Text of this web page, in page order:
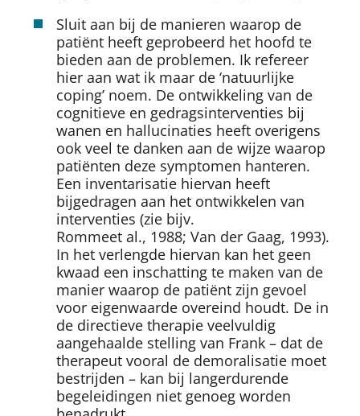
Sluit aan bij de manieren waarop de
patiënt heeft geprobeerd het hoofd te
bieden aan de problemen. Ik refereer
hier aan wat ik maar de ‘natuurlijke
coping’ noem. De ontwikkeling van de
cognitieve en gedragsinterventies bij
wanen en hallucinaties heeft overigens
ook veel te danken aan de wijze waarop
patiënten deze symptomen hanteren.
Een inventarisatie hiervan heeft
bijgedragen aan het ontwikkelen van
interventies (zie bijv.
Rommeet al., 1988; Van der Gaag, 1993).
In het verlengde hiervan kan het geen
kwaad een inschatting te maken van de
manier waarop de patiënt zijn gevoel
voor eigenwaarde overeind houdt. De in
de directieve therapie veelvuldig
aangehaalde stelling van Frank – dat de
therapeut vooral de demoralisatie moet
bestrijden – kan bij langerdurende
begeleidingen niet genoeg worden